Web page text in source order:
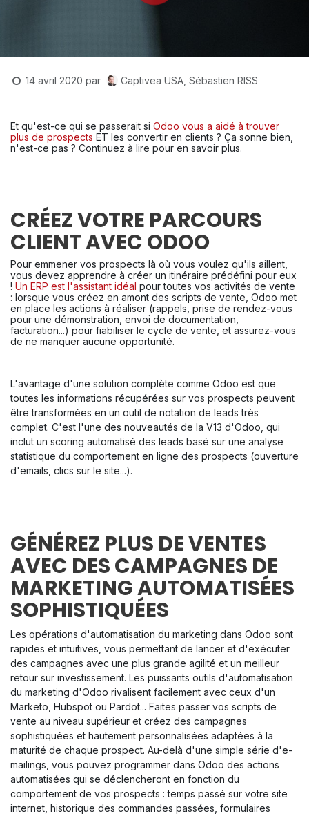
14 avril 2020 par Captivea USA, Sébastien RISS
Et qu'est-ce qui se passerait si Odoo vous a aidé à trouver
plus de prospects ET les convertir en clients ? Ça sonne bien,
n'est-ce pas ? Continuez à lire pour en savoir plus.
CRÉEZ VOTRE PARCOURS
CLIENT AVEC ODOO
Pour emmener vos prospects là où vous voulez qu'ils aillent,
vous devez apprendre à créer un itinéraire prédéfini pour eux
! Un ERP est l'assistant idéal pour toutes vos activités de vente
: lorsque vous créez en amont des scripts de vente, Odoo met
en place les actions à réaliser (rappels, prise de rendez-vous
pour une démonstration, envoi de documentation,
facturation...) pour fiabiliser le cycle de vente, et assurez-vous
de ne manquer aucune opportunité.
L'avantage d'une solution complète comme Odoo est que
toutes les informations récupérées sur vos prospects peuvent
être transformées en un outil de notation de leads très
complet. C'est l'une des nouveautés de la V13 d'Odoo, qui
inclut un scoring automatisé des leads basé sur une analyse
statistique du comportement en ligne des prospects (ouverture
d'emails, clics sur le site...).
GÉNÉREZ PLUS DE VENTES
AVEC DES CAMPAGNES DE
MARKETING AUTOMATISÉES
SOPHISTIQUÉES
Les opérations d'automatisation du marketing dans Odoo sont
rapides et intuitives, vous permettant de lancer et d'exécuter
des campagnes avec une plus grande agilité et un meilleur
retour sur investissement. Les puissants outils d'automatisation
du marketing d'Odoo rivalisent facilement avec ceux d'un
Marketo, Hubspot ou Pardot... Faites passer vos scripts de
vente au niveau supérieur et créez des campagnes
sophistiquées et hautement personnalisées adaptées à la
maturité de chaque prospect. Au-delà d'une simple série d'e-
mailings, vous pouvez programmer dans Odoo des actions
automatisées qui se déclencheront en fonction du
comportement de vos prospects : temps passé sur votre site
internet, historique des commandes passées, formulaires